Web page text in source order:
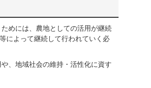
めには、農地としての活用が継続
によって継続して行われていく必
、地域社会の維持・活性化に資す